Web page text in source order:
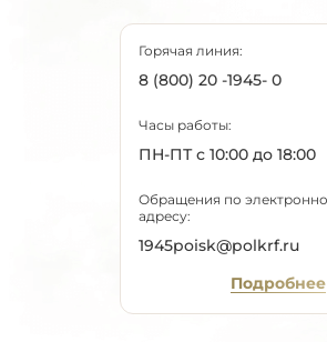
Горячая линия:
8 (800) 20 -1945- 0
Часы работы:
ПН-ПТ с 10:00 до 18:00
Обращения по
адресу:
1945poisk@polkrf.ru
Подробнее